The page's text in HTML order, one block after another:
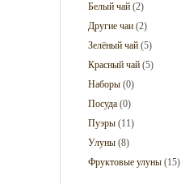
Белый чай (2)
Другие чаи (2)
Зелёный чай (5)
Красный чай (5)
Наборы (0)
Посуда (0)
Пуэры (11)
Улуны (8)
Фруктовые улуны (15)